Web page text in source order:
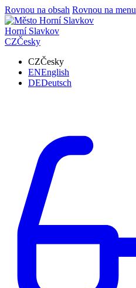
Rovnou na obsah Rovnou na menu
Horní Slavkov
CZČesky
CZČesky
ENEnglish
DEDeutsch